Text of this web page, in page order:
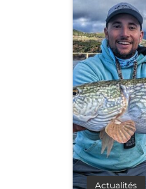
Actualités